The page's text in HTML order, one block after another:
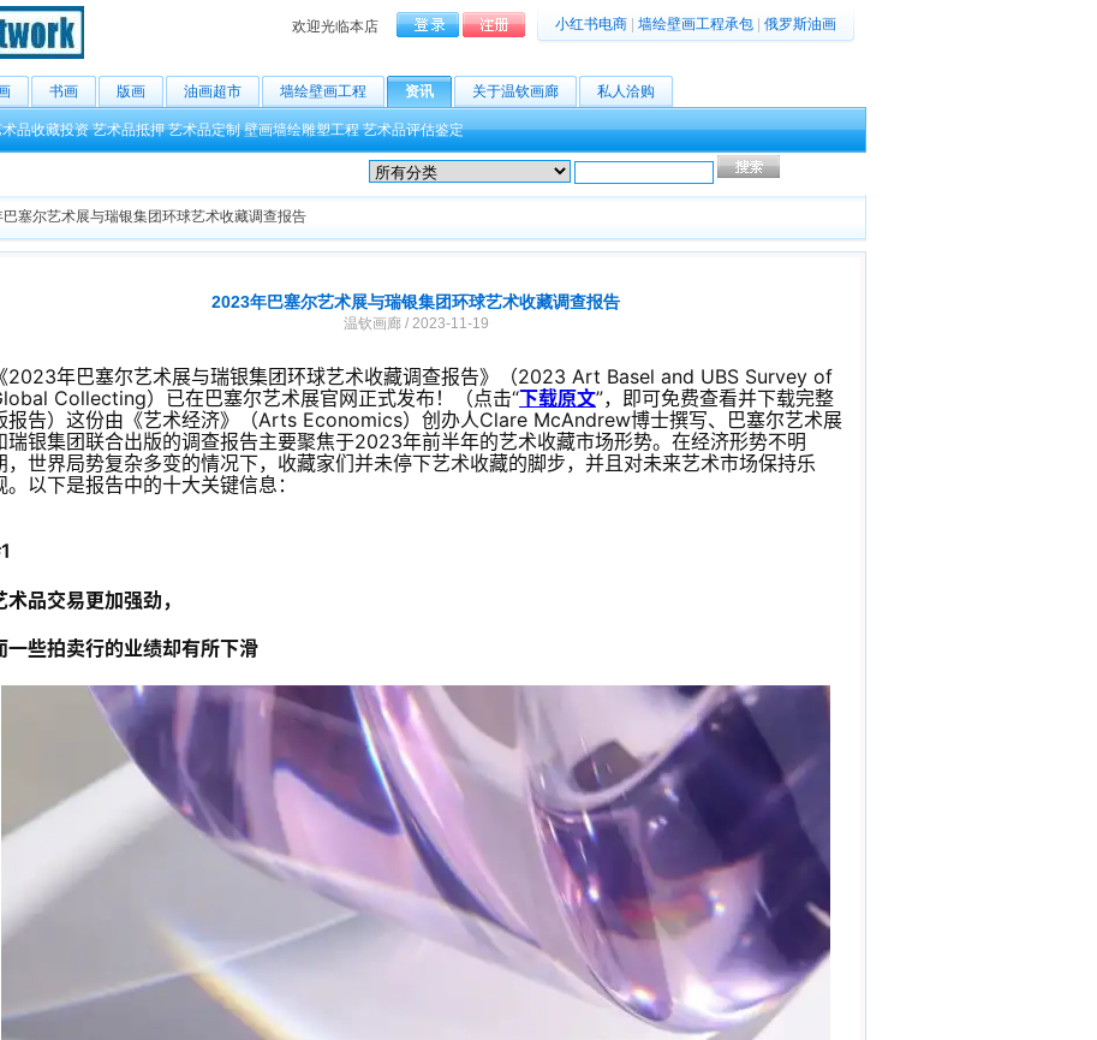
欢迎光临本店 小红书电商 墙绘壁画工程承包 俄罗斯油画
书画 版画 油画超市 墙绘壁画工程 资讯 关于温钦画廊 私人洽购
品收藏投资 艺术品抵押 艺术品定制 壁画墙绘雕塑工程 艺术品评估鉴定
塞尔艺术展与瑞银集团环球艺术收藏调查报告
2023年巴塞尔艺术展与瑞银集团环球艺术收藏调查报告
温钦画廊 / 2023-11-19
《2023年巴塞尔艺术展与瑞银集团环球艺术收藏调查报告》（2023 Art Basel and UBS Survey of
Collecting）已在巴塞尔艺术展官网正式发布！（点击“下载原文”，即可免费查看并下载完整
报告）这份由《艺术经济》（Arts Economics）创办人Clare McAndrew博士撰写、巴塞尔艺术展
瑞银集团联合出版的调查报告主要聚焦于2023年前半年的艺术收藏市场形势。在经济形势不明
，世界局势复杂多变的情况下，收藏家们并未停下艺术收藏的脚步，并且对未来艺术市场保持乐
。以下是报告中的十大关键信息：
术品交易更加强劲，
一些拍卖行的业绩却有所下滑